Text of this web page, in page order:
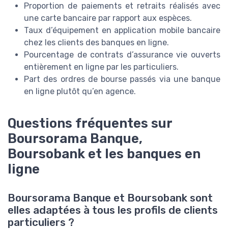
Proportion de paiements et retraits réalisés avec
une carte bancaire par rapport aux espèces.
Taux d’équipement en application mobile bancaire
chez les clients des banques en ligne.
Pourcentage de contrats d’assurance vie ouverts
entièrement en ligne par les particuliers.
Part des ordres de bourse passés via une banque
en ligne plutôt qu’en agence.
Questions fréquentes sur
Boursorama Banque,
Boursobank et les banques en
ligne
Boursorama Banque et Boursobank sont
elles adaptées à tous les profils de clients
particuliers ?